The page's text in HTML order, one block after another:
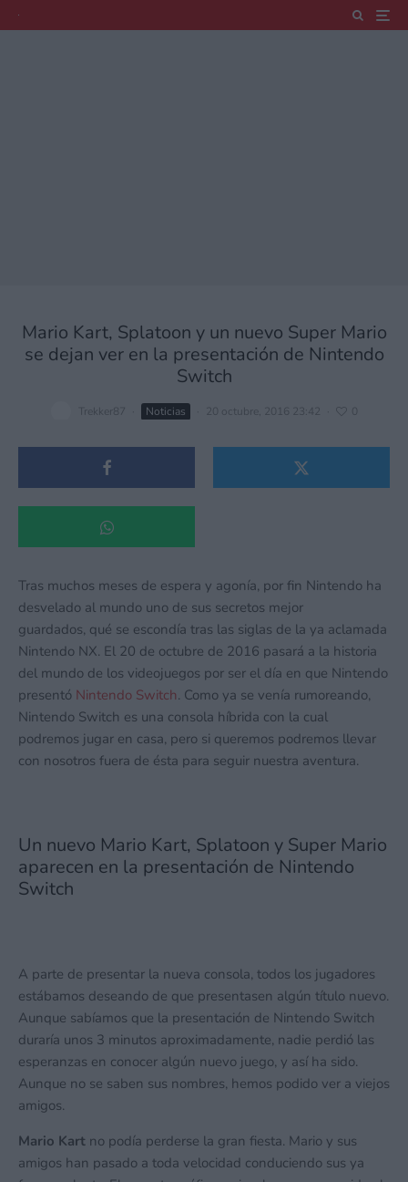
Mario Kart, Splatoon y un nuevo Super Mario
se dejan ver en la presentación de Nintendo
Switch
Trekker87 Noticias 20 octubre, 2016 23:42 0
Tras muchos meses de espera y agonía, por fin Nintendo ha
desvelado al mundo uno de sus secretos mejor
guardados, qué se escondía tras las siglas de la ya aclamada
Nintendo NX. El 20 de octubre de 2016 pasará a la historia
del mundo de los videojuegos por ser el día en que Nintendo
presentó Nintendo Switch. Como ya se venía rumoreando,
Nintendo Switch es una consola híbrida con la cual
podremos jugar en casa, pero si queremos podremos llevar
con nosotros fuera de ésta para seguir nuestra aventura.
Un nuevo Mario Kart, Splatoon y Super Mario
aparecen en la presentación de Nintendo
Switch
A parte de presentar la nueva consola, todos los jugadores
estábamos deseando de que presentasen algún título nuevo.
Aunque sabíamos que la presentación de Nintendo Switch
duraría unos 3 minutos aproximadamente, nadie perdió las
esperanzas en conocer algún nuevo juego, y así ha sido.
Aunque no se saben sus nombres, hemos podido ver a viejos
amigos.
Mario Kart no podía perderse la gran fiesta. Mario y sus
amigos han pasado a toda velocidad conduciendo sus ya